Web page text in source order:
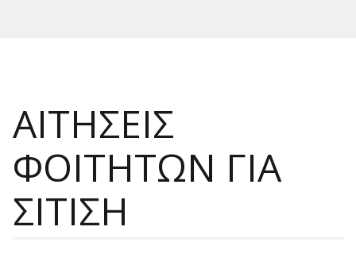
ΑΙΤΗΣΕΙΣ
ΦΟΙΤΗΤΩΝ ΓΙΑ
ΣΙΤΙΣΗ